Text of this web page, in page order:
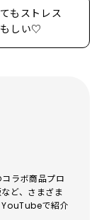
もストレス
しい♡
ラボ商品プロ
ど、さまざま
YouTubeで紹介